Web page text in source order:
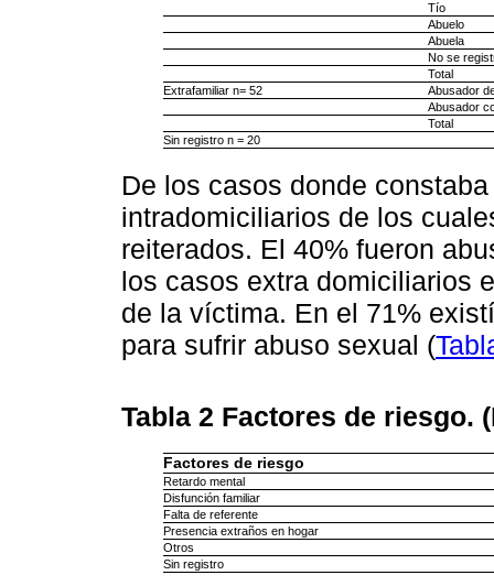
Tío
Abuelo
Abuela
No se
Total
Extrafamiliar n= 52
Abusador
Abusador
Total
Sin registro n = 20
De los casos donde
intradomiciliarios de los
reiterados. El 40% fueron
los casos extra domiciliarios
de la víctima. En el 71%
para sufrir abuso sexual (
Tabla 2 Factores de riesgo.
Factores de riesgo
Retardo mental
Disfunción familiar
Falta de referente
Presencia extraños en hogar
Otros
Sin registro